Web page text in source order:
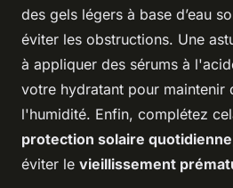
des gels légers à base d’eau
éviter les obstructions. Une
à appliquer des sérums à
votre hydratant pour maintenir
l'humidité. Enfin, complétez
protection solaire quotidienne
éviter le vieillissement